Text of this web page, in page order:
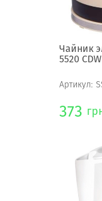
Чайник
5520 CDW
Артикул:
373